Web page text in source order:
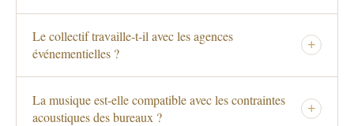
Le collectif travaille-t-il avec les agences
événementielles ?
+
La musique est-elle compatible avec les contraintes
acoustiques des bureaux ?
+